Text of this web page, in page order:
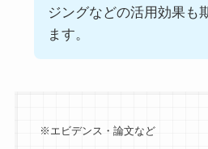
ジングなどの活用効果も
ます。
※エビデンス・論文など